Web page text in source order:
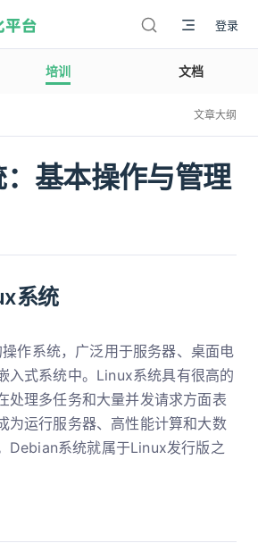
平台 登录
培训 文档
文章大纲
基本操作与管理
系统
作系统，广泛用于服务器、桌面电
入式系统中。Linux系统具有很高的
处理多任务和大量并发请求方面表
为运行服务器、高性能计算和大数
Debian系统就属于Linux发行版之